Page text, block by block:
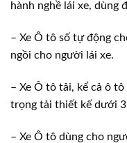
hành nghề lái xe, dùng
– Xe Ô tô số tự động
ngồi cho người lái xe.
– Xe Ô tô tải, kể cả ô
trọng tải thiết kế dưới
– Xe Ô tô dùng cho